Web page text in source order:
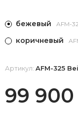
бежевый AFM-
коричневый
Артикул: AFM-325
99 900